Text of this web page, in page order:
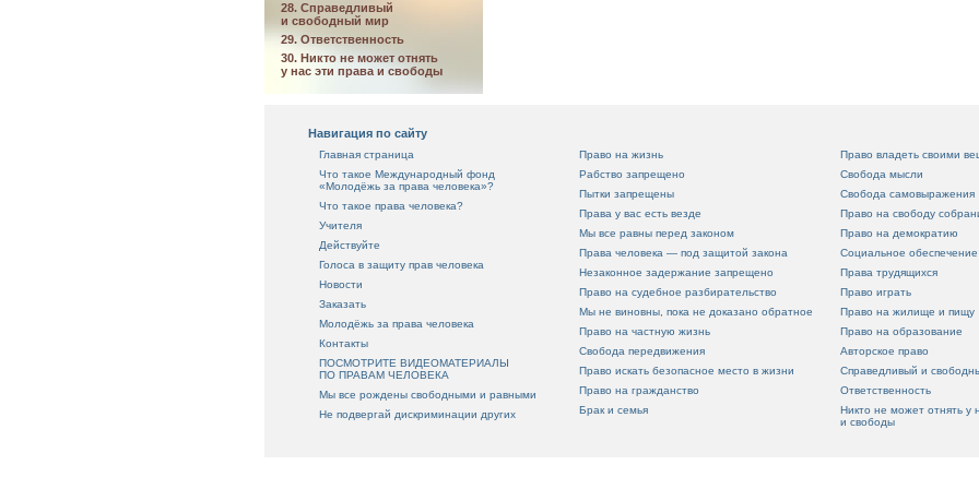
28. Справедливый
и свободный мир
29. Ответственность
30. Никто не может отнять
у нас эти права и свободы
Навигация по сайту
Главная страница
Что такое Международный фонд
«Молодёжь за права человека»?
Что такое права человека?
Учителя
Действуйте
Голоса в защиту прав человека
Новости
Заказать
Молодёжь за права человека
Контакты
ПОСМОТРИТЕ ВИДЕОМАТЕРИАЛЫ
ПО ПРАВАМ ЧЕЛОВЕКА
Мы все рождены свободными и равными
Не подвергай дискриминации других
Право на жизнь
Рабство запрещено
Пытки запрещены
Права у вас есть везде
Мы все равны перед законом
Права человека — под защитой закона
Незаконное задержание запрещено
Право на судебное разбирательство
Мы не виновны, пока не доказано обратное
Право на частную жизнь
Свобода передвижения
Право искать безопасное место в жизни
Право на гражданство
Брак и семья
Право владеть своими
Свобода мысли
Свобода самовыражения
Право на свободу
Право на демократию
Социальное обеспечение
Права трудящихся
Право играть
Право на жилище и пищу
Право на образование
Авторское право
Справедливый и
Ответственность
Никто не может отнять у
и свободы